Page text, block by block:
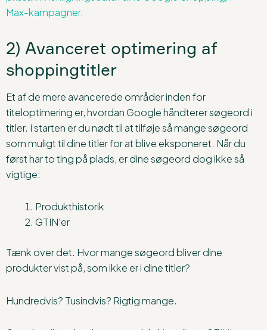
Max-kampagner.
2) Avanceret optimering af
shoppingtitler
Et af de mere avancerede områder inden for
titeloptimering er, hvordan Google håndterer søgeord i
titler. I starten er du nødt til at tilføje så mange søgeord
som muligt til dine titler for at blive eksponeret. Når du
først har to ting på plads, er dine søgeord dog ikke så
vigtige:
Produkthistorik
GTIN’er
Tænk over det. Hvor mange søgeord bliver dine
produkter vist på, som ikke er i dine titler?
Hundredvis? Tusindvis? Rigtig mange.